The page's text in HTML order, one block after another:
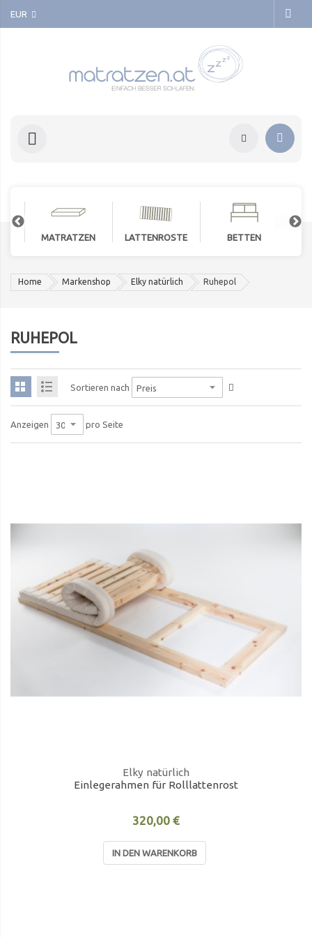
EUR
MATRATZEN LATTENROSTE BETTEN
Home Markenshop Elky natürlich Ruhepol
RUHEPOL
Sortieren nach
Anzeigen pro Seite
Elky natürlich
Einlegerahmen für Rolllattenrost
320,00 €
IN DEN WARENKORB